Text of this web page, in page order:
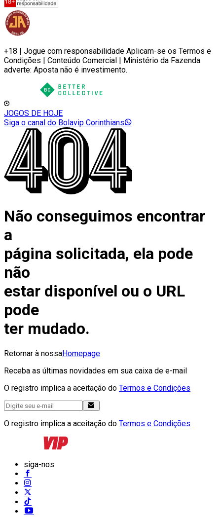
+18 | Jogue com responsabilidade Aplicam-se os Termos e
Condições | Conteúdo Comercial | Ministério da Fazenda
adverte: Aposta não é investimento.
JOGOS DE HOJE
Siga o canal do Bolavip Corinthians
Não conseguimos encontrar
a
página solicitada, ela pode
não
estar disponível ou o URL
pode
ter mudado.
Retornar à nossaHomepage
Receba as últimas novidades em sua caixa de e-mail
O registro implica a aceitação do Termos e Condições
O registro implica a aceitação do Termos e Condições
siga-nos